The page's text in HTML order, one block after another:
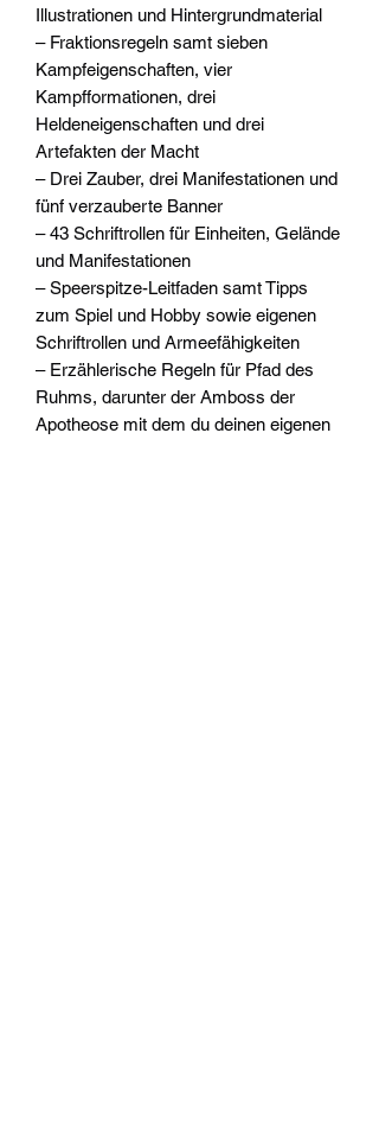
Illustrationen und Hintergrundmaterial
– Fraktionsregeln samt sieben
Kampfeigenschaften, vier
Kampfformationen, drei
Heldeneigenschaften und drei
Artefakten der Macht
– Drei Zauber, drei Manifestationen und
fünf verzauberte Banner
– 43 Schriftrollen für Einheiten, Gelände
und Manifestationen
– Speerspitze-Leitfaden samt Tipps
zum Spiel und Hobby sowie eigenen
Schriftrollen und Armeefähigkeiten
– Erzählerische Regeln für Pfad des
Ruhms, darunter der Amboss der
Apotheose mit dem du deinen eigenen